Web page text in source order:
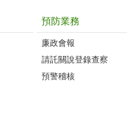
預防業務
廉政會報
請託關說登錄查察
預警稽核